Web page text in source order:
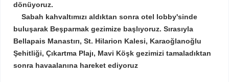
dönüyoruz.
Sabah kahvaltımızı aldıktan sonra otel lobby'sinde
buluşarak Beşparmak gezimize başlıyoruz. Sırasıyla
Bellapais Manastırı, St. Hilarion Kalesi, Karaoğlanoğlu
Şehitliği, Çıkartma Plajı, Mavi Köşk gezimizi tamaladıktan
sonra havaalanına hareket ediyoruz